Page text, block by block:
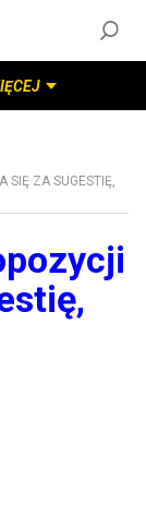
SIĘ ZA SUGESTIĘ,